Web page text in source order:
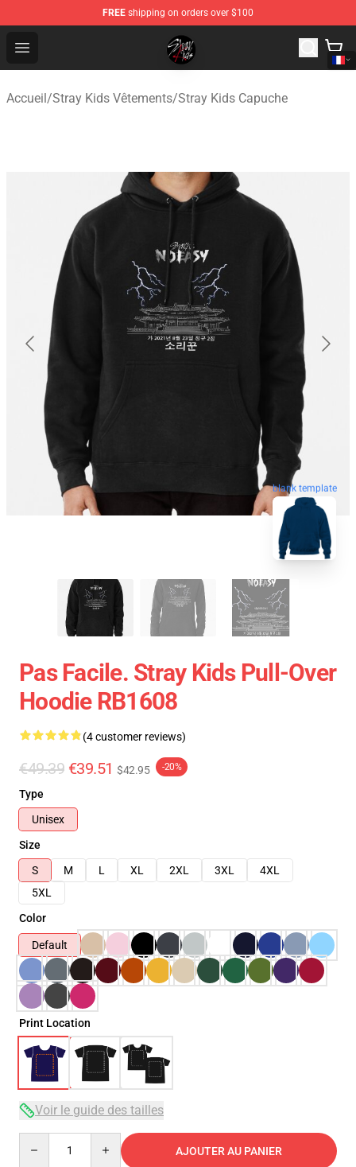
FREE shipping on orders over $100
Open menu
Stray Kids Shop - Official Stray Kids Merchandise Store
Accueil/Stray Kids Vêtements/Stray Kids Capuche
blank template
Pas Facile. Stray Kids Pull-Over
Hoodie RB1608
(4 customer reviews)
€49.39 €39.51 $42.95 -20%
Type
Unisex
Size
S
M L XL 2XL 3XL
4XL
5XL
Color
Default
Print Location
Voir le guide des tailles
AJOUTER AU PANIER